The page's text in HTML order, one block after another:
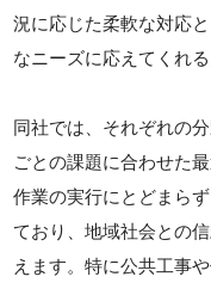
況に応じた柔軟な対応
なニーズに応えてくれる
同社では、それぞれの
ごとの課題に合わせた
作業の実行にとどまら
ており、地域社会との
えます。特に公共工事